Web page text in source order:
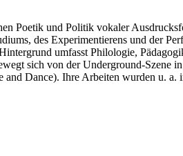
Poetik und Politik vokaler
des Experimentierens und der
umfasst Philologie,
sich von der Underground-Szene
Dance). Ihre Arbeiten wurden u. a.